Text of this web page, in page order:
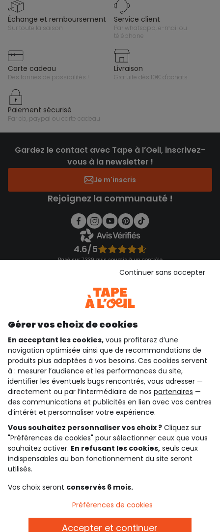
échange et remboursement
sur toute la saison
service client
par whatsapp, e-mail ou
téléphone
carte cadeau
des tonnes de possibilités !
livraison
gratuite dès 10€ d'achats
paiement sécurisé
par cb, paypal ou carte cadeau
Gardez le contact avec Tape à l’Oeil, inscrivez-
vous à la newsletter !
Je m'inscris
Rejoignez la communauté !
4.6/5
Basé sur 7 339 avis soumis à un contrôle
Consulter les CGU
qui sommes-nous ?
besoin d'aide ?
le club fidélité
notre catalogue
Conditions générales de ventes et d'utilisation
Conditions d’utilisation des réseaux sociaux
Politique de confidentialité
Cookies et données personnelles
Paramètres des cookies
Gérer vos choix de cookies
En acceptant les cookies, vous profiterez d’une
navigation optimisée ainsi que de recommandations de
produits plus adaptées à vos besoins. Ces cookies servent
à : mesurer l’audience et les performances du site,
identifier les éventuels bugs rencontrés, vous adresser —
directement ou par l’intermédiaire de nos partenaires —
des communications et publicités en lien avec vos centres
d’intérêt et personnaliser votre expérience.
Vous souhaitez personnaliser vos choix ? Cliquez sur
"Préférences de cookies" pour sélectionner ceux que vous
souhaitez activer. En refusant les cookies, seuls ceux
indispensables au bon fonctionnement du site seront
utilisés.
Vos choix seront conservés 6 mois.
Continuer sans accepter
Préférences de cookies
Accepter et continuer